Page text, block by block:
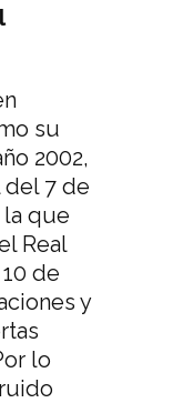
su
2002,
del 7 de
la que
Real
de
y
lo